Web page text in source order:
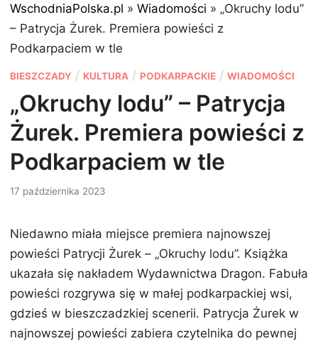
WschodniaPolska.pl » Wiadomości » „Okruchy lodu”
– Patrycja Żurek. Premiera powieści z
Podkarpaciem w tle
P
s
t
e
d
i
BIESZCZADY / KULTURA / PODKARPACKIE / WIADOMOŚCI
„Okruchy lodu” – Patrycja
Żurek. Premiera powieści z
Podkarpaciem w tle
17 października 2023
Niedawno miała miejsce premiera najnowszej
powieści Patrycji Żurek – „Okruchy lodu”. Książka
ukazała się nakładem Wydawnictwa Dragon. Fabuła
powieści rozgrywa się w małej podkarpackiej wsi,
gdzieś w bieszczadzkiej scenerii. Patrycja Żurek w
najnowszej powieści zabiera czytelnika do pewnej